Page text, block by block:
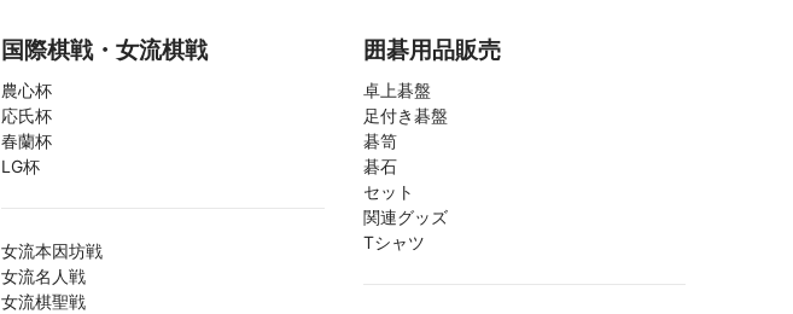
国際棋戦・女流棋戦
農心杯
応氏杯
春蘭杯
LG杯
女流本因坊戦
女流名人戦
女流棋聖戦
囲碁用品販売
卓上碁盤
足付き碁盤
碁笥
碁石
セット
関連グッズ
Tシャツ